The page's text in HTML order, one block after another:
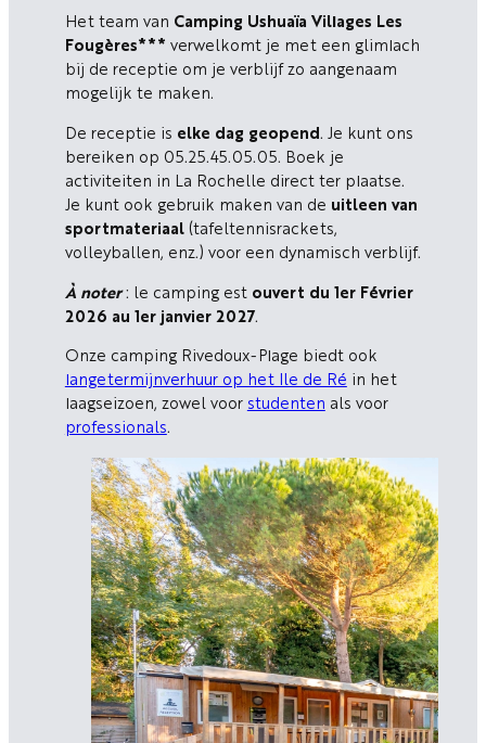
Het team van Camping Ushuaïa Villages Les
Fougères*** verwelkomt je met een glimlach
bij de receptie om je verblijf zo aangenaam
mogelijk te maken.
De receptie is elke dag geopend. Je kunt ons
bereiken op 05.25.45.05.05. Boek je
activiteiten in La Rochelle direct ter plaatse.
Je kunt ook gebruik maken van de uitleen van
sportmateriaal (tafeltennisrackets,
volleyballen, enz.) voor een dynamisch verblijf.
À noter: le camping est ouvert du 1er Février
2026 au 1er janvier 2027.
Onze camping Rivedoux-Plage biedt ook
langetermijnverhuur op het Ile de Ré in het
laagseizoen, zowel voor studenten als voor
professionals.